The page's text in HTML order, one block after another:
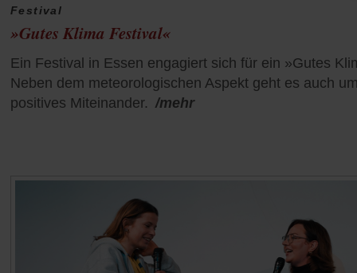
Festival
»Gutes Klima Festival«
Ein Festival in Essen engagiert sich für ein »Gutes
Neben dem meteorologischen Aspekt geht es auch
positives Miteinander. /mehr